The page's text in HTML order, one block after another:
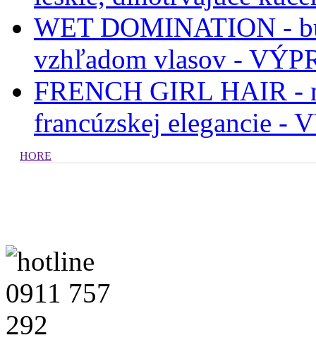
WET DOMINATION -
vzhľadom vlasov -
FRENCH GIRL HAIR -
francúzskej elegancie -
HORE